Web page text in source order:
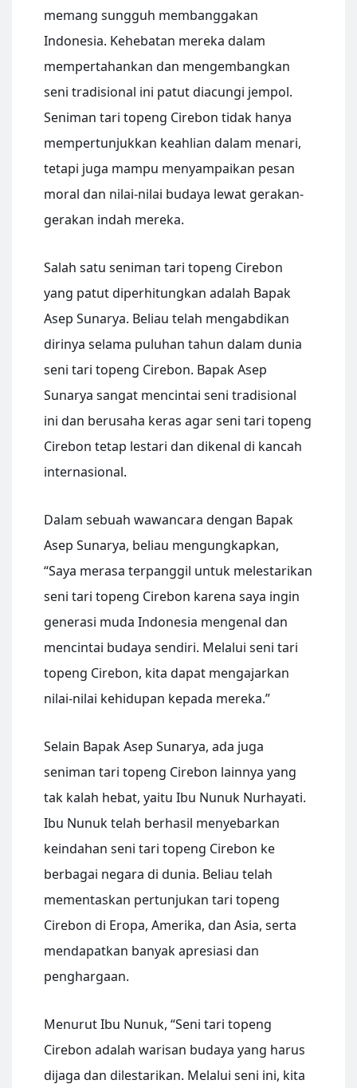
memang sungguh membanggakan
Indonesia. Kehebatan mereka dalam
mempertahankan dan mengembangkan
seni tradisional ini patut diacungi jempol.
Seniman tari topeng Cirebon tidak hanya
mempertunjukkan keahlian dalam menari,
tetapi juga mampu menyampaikan pesan
moral dan nilai-nilai budaya lewat gerakan-
gerakan indah mereka.
Salah satu seniman tari topeng Cirebon
yang patut diperhitungkan adalah Bapak
Asep Sunarya. Beliau telah mengabdikan
dirinya selama puluhan tahun dalam dunia
seni tari topeng Cirebon. Bapak Asep
Sunarya sangat mencintai seni tradisional
ini dan berusaha keras agar seni tari topeng
Cirebon tetap lestari dan dikenal di kancah
internasional.
Dalam sebuah wawancara dengan Bapak
Asep Sunarya, beliau mengungkapkan,
“Saya merasa terpanggil untuk melestarikan
seni tari topeng Cirebon karena saya ingin
generasi muda Indonesia mengenal dan
mencintai budaya sendiri. Melalui seni tari
topeng Cirebon, kita dapat mengajarkan
nilai-nilai kehidupan kepada mereka.”
Selain Bapak Asep Sunarya, ada juga
seniman tari topeng Cirebon lainnya yang
tak kalah hebat, yaitu Ibu Nunuk Nurhayati.
Ibu Nunuk telah berhasil menyebarkan
keindahan seni tari topeng Cirebon ke
berbagai negara di dunia. Beliau telah
mementaskan pertunjukan tari topeng
Cirebon di Eropa, Amerika, dan Asia, serta
mendapatkan banyak apresiasi dan
penghargaan.
Menurut Ibu Nunuk, “Seni tari topeng
Cirebon adalah warisan budaya yang harus
dijaga dan dilestarikan. Melalui seni ini, kita